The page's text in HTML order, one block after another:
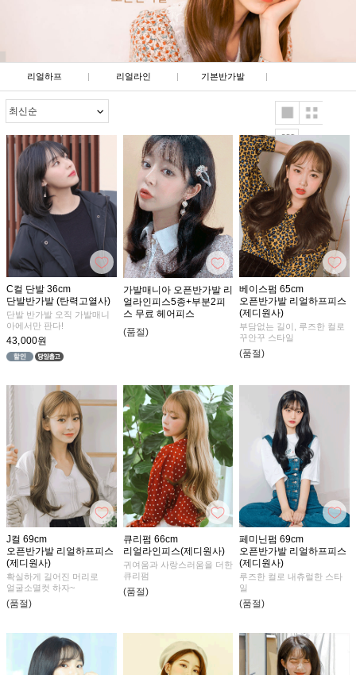
리얼하프 리얼라인 기본반가발
C컬 단발 36cm
단발반가발 (탄력고열사)
단발 반가발 오직 가발매니
아에서만 판다!
43,000원
가발매니아 오픈반가발 리
얼라인피스5종+부분2피
스 무료 헤어피스
(품절)
베이스펌 65cm
오픈반가발 리얼하프피스
(제디원사)
부담없는 길이, 루즈한 컬로
꾸안꾸 스타일
(품절)
J컬 69cm
오픈반가발 리얼하프피스
(제디원사)
확실하게 길어진 머리로
얼굴소멸컷 하자~
(품절)
큐리펌 66cm
리얼라인피스(제디원사)
귀여움과 사랑스러움을 더한
큐리펌
(품절)
페미닌펌 69cm
오픈반가발 리얼하프피스
(제디원사)
루즈한 컬로 내츄럴한 스타
일
(품절)